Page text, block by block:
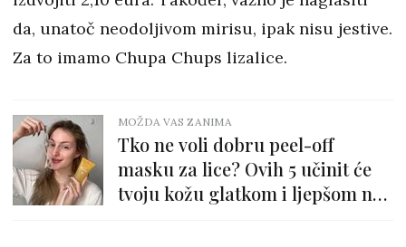
da, unatoč neodoljivom mirisu, ipak nisu jestive.
Za to imamo Chupa Chups lizalice.
MOŽDA VAS ZANIMA
Tko ne voli dobru peel-off
masku za lice? Ovih 5 učinit će
tvoju kožu glatkom i ljepšom no